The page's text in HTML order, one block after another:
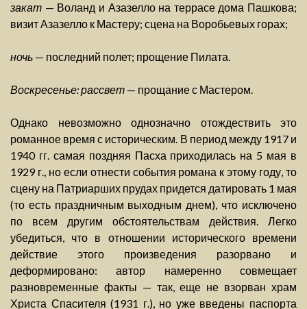
закат — Воланд и Азазелло на террасе дома Пашкова;
визит Азазелло к Мастеру; сцена на Воробьевых горах;
ночь — последний полет; прощение Пилата.
Воскресенье: рассвет — прощание с Мастером.
Однако невозможно однозначно отождествить это
романное время с историческим. В период между 1917 и
1940 гг. самая поздняя Пасха приходилась на 5 мая в
1929 г., но если отнести события романа к этому году, то
сцену на Патриарших прудах придется датировать 1 мая
(то есть праздничным выходным днем), что исключено
по всем другим обстоятельствам действия. Легко
убедиться, что в отношении исторического времени
действие этого произведения разорвано и
деформировано: автор намеренно совмещает
разновременные факты — так, еще не взорван храм
Христа Спасителя (1931 г.), но уже введены паспорта